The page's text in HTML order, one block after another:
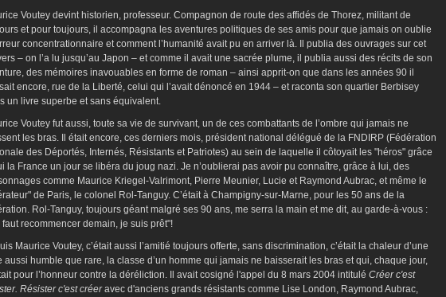
Voutey devint historien, professeur. Compagnon de route des affidés de Thorez, militant de
et pour toujours, il accompagna les aventures politiques de ses amis pour que jamais on oublie
concentrationnaire et comment l’humanité avait pu en arriver là. Il publia des ouvrages sur cet
– on l’a lu jusqu’au Japon – et comme il avait une sacrée plume, il publia aussi des récits de son
des mémoires inavouables en forme de roman – ainsi apprit-on que dans les années 90 il
encore, rue de la Liberté, celui qui l’avait dénoncé en 1944 – et raconta son quartier Berbisey
un livre superbe et sans équivalent.
Voutey fut aussi, toute sa vie de survivant, un de ces combattants de l’ombre qui jamais ne
les bras. Il était encore, ces derniers mois, président national délégué de la FNDIRP (Fédération
des Déportés, Internés, Résistants et Patriotes) au sein de laquelle il côtoyait les "héros" grâce
la France un jour se libéra du joug nazi. Je n’oublierai pas avoir pu connaître, grâce à lui, des
comme Maurice Kriegel-Valrimont, Pierre Meunier, Lucie et Raymond Aubrac, et même le
de Paris, le colonel Rol-Tanguy. C’était à Champigny-sur-Marne, pour les 50 ans de la
Rol-Tanguy, toujours géant malgré ses 90 ans, me serra la main et me dit, au garde-à-vous :
faut recommencer demain, je suis prêt"!
Maurice Voutey, c’était aussi l’amitié toujours offerte, sans discrimination, c’était la chaleur d’une
aussi humble que rare, la classe d’un homme qui jamais ne baisserait les bras et qui, chaque jour,
pour l’honneur contre la déréliction. Il avait cosigné l'appel du 8 mars 2004 intitulé Créer c'est
Résister c'est créeravec d'anciens grands résistants comme Lise London, Raymond Aubrac,